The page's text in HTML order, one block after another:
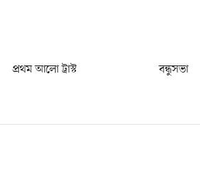
প্রথম আলো ট্রাস্ট বন্ধুসভা